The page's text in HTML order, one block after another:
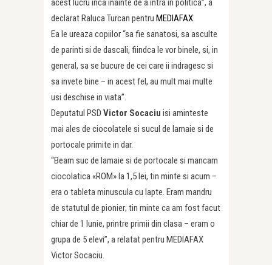
acest lucru inca inainte de a intra in politica”, a
declarat Raluca Turcan pentru MEDIAFAX.
Ea le ureaza copiilor “sa fie sanatosi, sa asculte
de parinti si de dascali, fiindca le vor binele, si, in
general, sa se bucure de cei care ii indragesc si
sa invete bine – in acest fel, au mult mai multe
usi deschise in viata”.
Deputatul PSD Victor Socaciu isi aminteste
mai ales de ciocolatele si sucul de lamaie si de
portocale primite in dar.
“Beam suc de lamaie si de portocale si mancam
ciocolatica «ROM» la 1,5 lei, tin minte si acum –
era o tableta minuscula cu lapte. Eram mandru
de statutul de pionier; tin minte ca am fost facut
chiar de 1 Iunie, printre primii din clasa – eram o
grupa de 5 elevi”, a relatat pentru MEDIAFAX
Victor Socaciu.